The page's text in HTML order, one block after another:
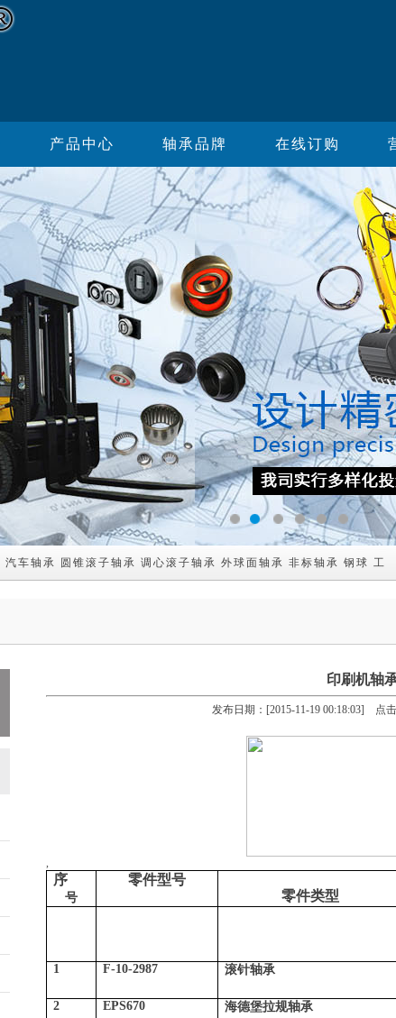
产品中心 轴承品牌 在线订购
4 5 6
汽车轴承 圆锥滚子轴承 调心滚子轴承 外球面轴承 非标轴承 钢球 工
印刷机轴
发布日期：[2015-11-19 00:18:03] 点
,
序
号
零件型号
零件类型
1 F-10-2987 滚针轴承
2 EPS670 海德堡拉规轴承